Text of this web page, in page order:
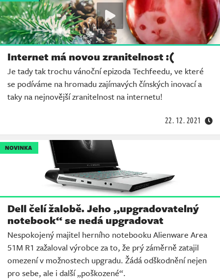
Internet má novou zranitelnost :(
Je tady tak trochu vánoční epizoda Techfeedu, ve které
se podíváme na hromadu zajímavých čínských inovací a
taky na nejnovější zranitelnost na internetu!
22. 12. 2021
NOVINKA
Dell čelí žalobě. Jeho „upgradovatelný
notebook“ se nedá upgradovat
Nespokojený majitel herního notebooku Alienware Area
51M R1 zažaloval výrobce za to, že prý záměrně zatajil
omezení v možnostech upgradu. Žádá odškodnění nejen
pro sebe, ale i další „poškozené“.